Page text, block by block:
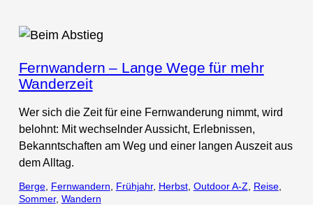
Fernwandern – Lange Wege für mehr
Wanderzeit
Wer sich die Zeit für eine Fernwanderung nimmt, wird
belohnt: Mit wechselnder Aussicht, Erlebnissen,
Bekanntschaften am Weg und einer langen Auszeit aus
dem Alltag.
Berge, Fernwandern Frühjahr, Herbst, Outdoor A-Z Reise
Sommer, Wandern